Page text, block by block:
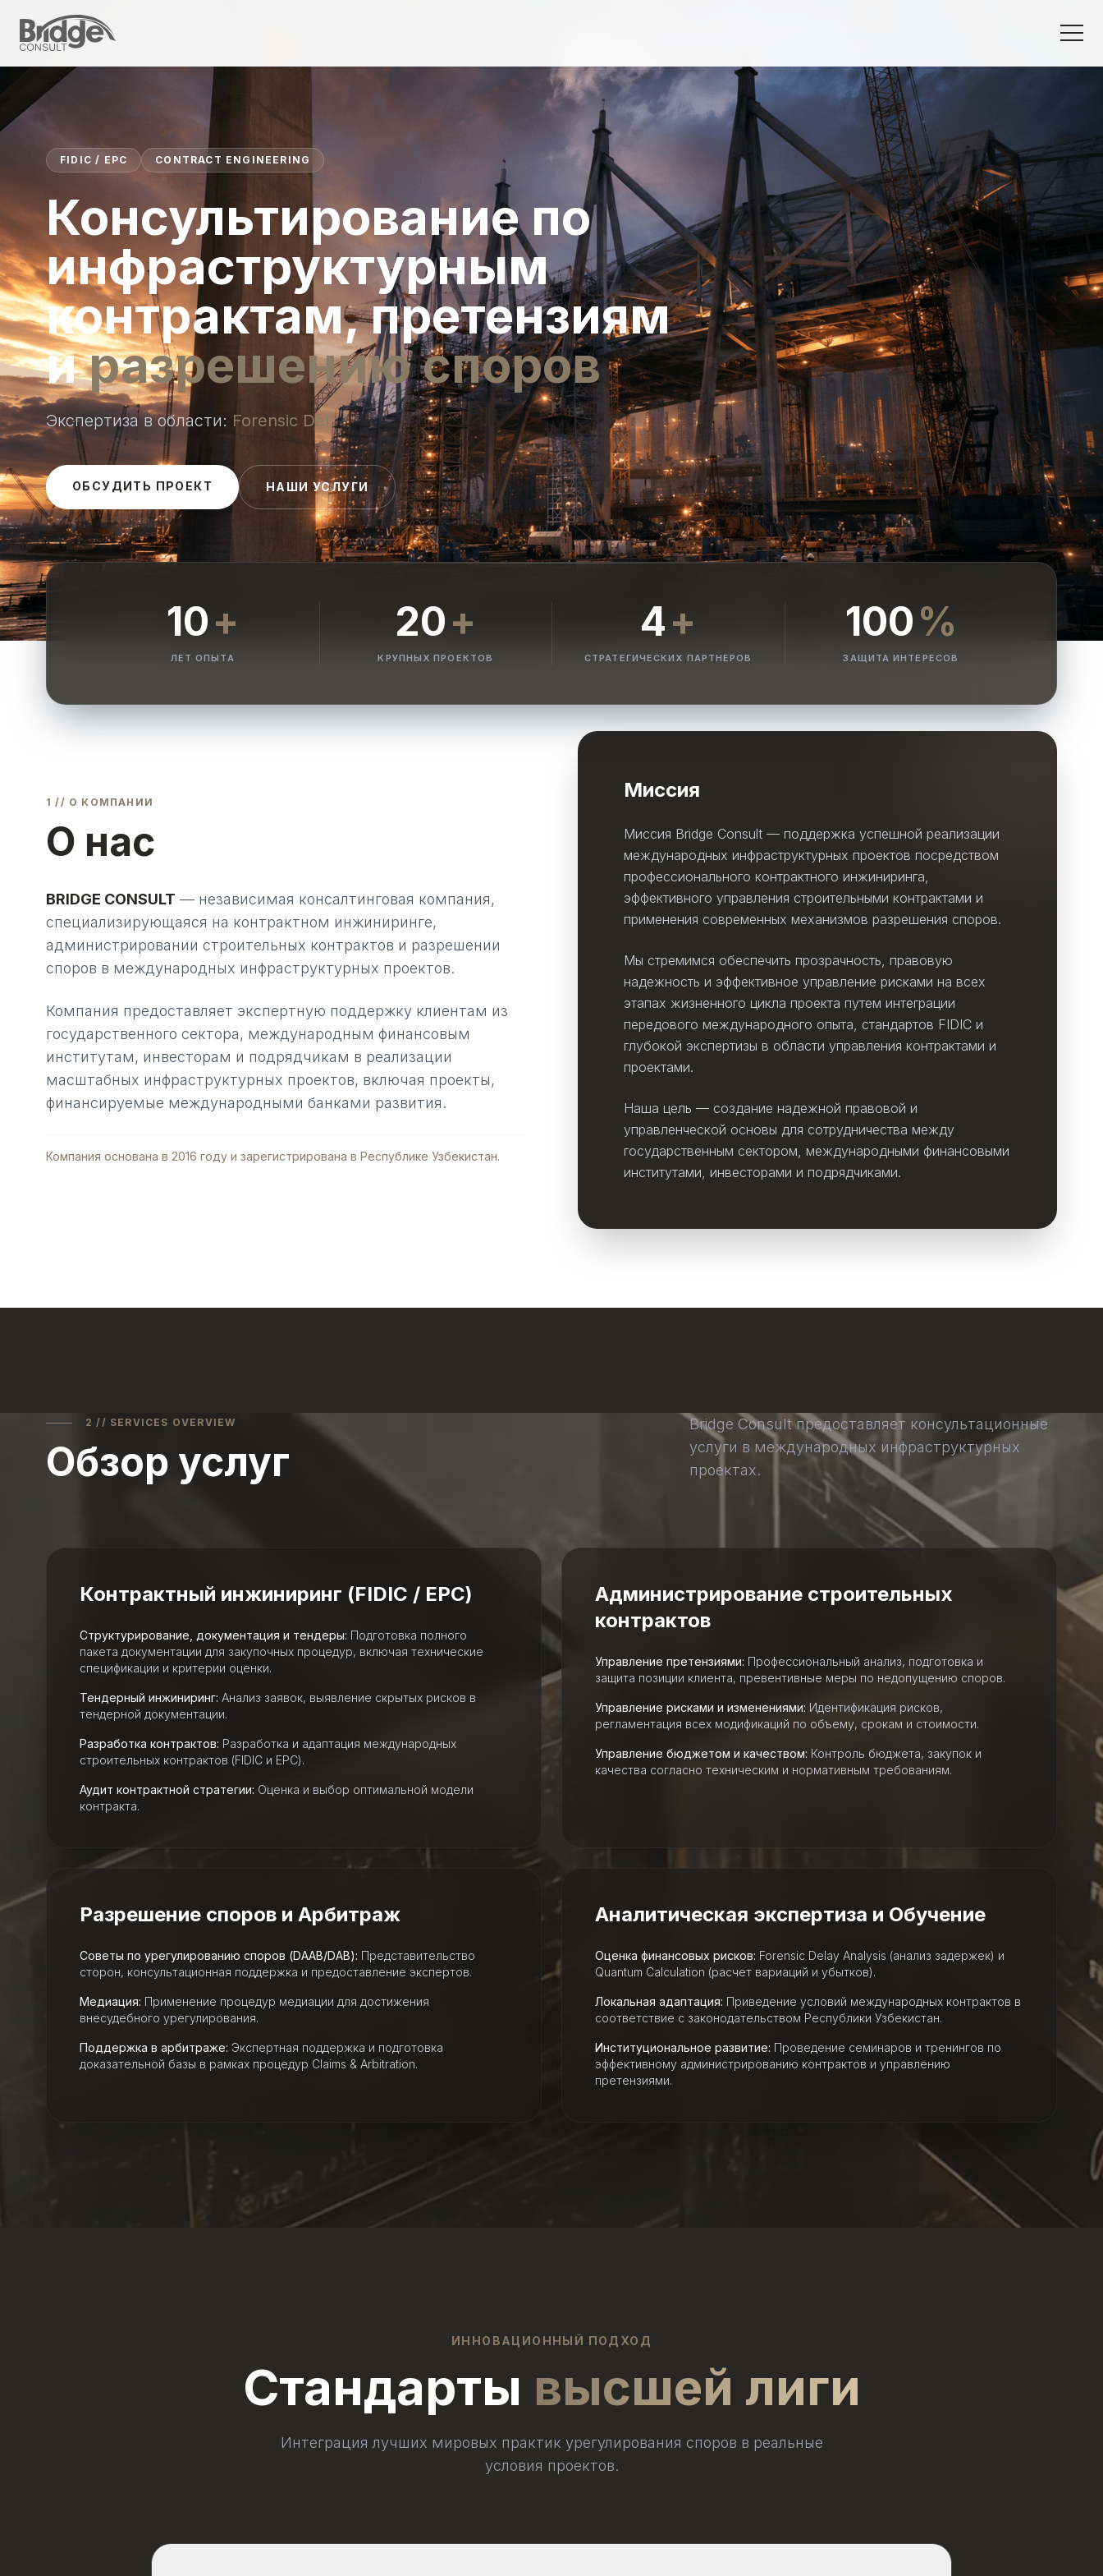
FIDIC / EPC CONTRACT ENGINEERING
Консультирование по
инфраструктурным
контрактам, претензиям
иразрешению споров
Экспертиза в области: Forensic Delay Analysis|
ОБСУДИТЬ ПРОЕКТ НАШИ УСЛУГИ
10+
ЛЕТ ОПЫТА
20+
КРУПНЫХ ПРОЕКТОВ
4+
СТРАТЕГИЧЕСКИХ ПАРТНЕРОВ
100%
ЗАЩИТА ИНТЕРЕСОВ
1 // О КОМПАНИИ
О нас
BRIDGE CONSULT — независимая консалтинговая компания,
специализирующаяся на контрактном инжиниринге,
администрировании строительных контрактов и разрешении
споров в международных инфраструктурных проектов.
Компания предоставляет экспертную поддержку клиентам из
государственного сектора, международным финансовым
институтам, инвесторам и подрядчикам в реализации
масштабных инфраструктурных проектов, включая проекты,
финансируемые международными банками развития.
Компания основана в 2016 году и зарегистрирована в Республике Узбекистан.
Миссия
Миссия Bridge Consult — поддержка успешной реализации
международных инфраструктурных проектов посредством
профессионального контрактного инжиниринга,
эффективного управления строительными контрактами и
применения современных механизмов разрешения споров.
Мы стремимся обеспечить прозрачность, правовую
надежность и эффективное управление рисками на всех
этапах жизненного цикла проекта путем интеграции
передового международного опыта, стандартов FIDIC и
глубокой экспертизы в области управления контрактами и
проектами.
Наша цель — создание надежной правовой и
управленческой основы для сотрудничества между
государственным сектором, международными финансовыми
институтами, инвесторами и подрядчиками.
2 // SERVICES OVERVIEW
Обзор услуг
Bridge Consult предоставляет консультационные
услуги в международных инфраструктурных
проектах.
Контрактный инжиниринг (FIDIC / EPC)
Структурирование, документация и тендеры: Подготовка полного
пакета документации для закупочных процедур, включая технические
спецификации и критерии оценки.
Тендерный инжиниринг: Анализ заявок, выявление скрытых рисков в
тендерной документации.
Разработка контрактов: Разработка и адаптация международных
строительных контрактов (FIDIC и EPC).
Аудит контрактной стратегии: Оценка и выбор оптимальной модели
контракта.
Администрирование строительных
контрактов
Управление претензиями: Профессиональный анализ, подготовка и
защита позиции клиента, превентивные меры по недопущению споров.
Управление рисками и изменениями: Идентификация рисков,
регламентация всех модификаций по объему, срокам и стоимости.
Управление бюджетом и качеством: Контроль бюджета, закупок и
качества согласно техническим и нормативным требованиям.
Разрешение споров и Арбитраж
Советы по урегулированию споров (DAAB/DAB): Представительство
сторон, консультационная поддержка и предоставление экспертов.
Медиация: Применение процедур медиации для достижения
внесудебного урегулирования.
Поддержка в арбитраже: Экспертная поддержка и подготовка
доказательной базы в рамках процедур Claims & Arbitration.
Аналитическая экспертиза и Обучение
Оценка финансовых рисков: Forensic Delay Analysis (анализ задержек) и
Quantum Calculation (расчет вариаций и убытков).
Локальная адаптация: Приведение условий международных контрактов в
соответствие с законодательством Республики Узбекистан.
Институциональное развитие: Проведение семинаров и тренингов по
эффективному администрированию контрактов и управлению
претензиями.
ИННОВАЦИОННЫЙ ПОДХОД
Стандарты высшей лиги
Интеграция лучших мировых практик урегулирования споров в реальные
условия проектов.